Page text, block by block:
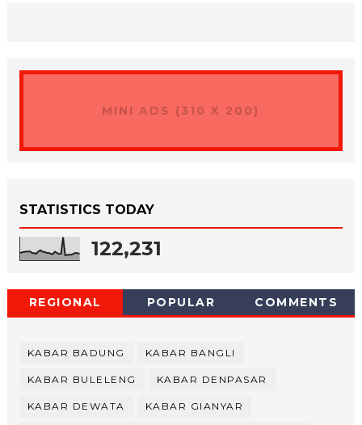
MINI ADS (310 X 200)
STATISTICS TODAY
122,231
REGIONAL POPULAR COMMENTS
KABAR BADUNG KABAR BANGLI
KABAR BULELENG KABAR DENPASAR
KABAR DEWATA KABAR GIANYAR